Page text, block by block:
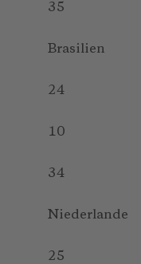
35
Brasilien
24
10
34
Niederlande
25